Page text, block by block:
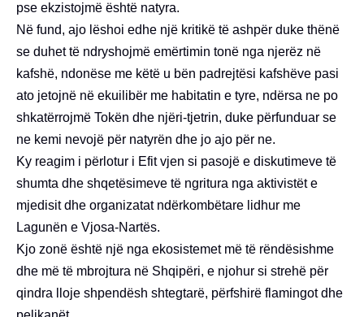
pse ekzistojmë është natyra.
Në fund, ajo lëshoi edhe një kritikë të ashpër duke thënë
se duhet të ndryshojmë emërtimin tonë nga njerëz në
kafshë, ndonëse me këtë u bën padrejtësi kafshëve pasi
ato jetojnë në ekuilibër me habitatin e tyre, ndërsa ne po
shkatërrojmë Tokën dhe njëri-tjetrin, duke përfunduar se
ne kemi nevojë për natyrën dhe jo ajo për ne.
Ky reagim i përlotur i Efit vjen si pasojë e diskutimeve të
shumta dhe shqetësimeve të ngritura nga aktivistët e
mjedisit dhe organizatat ndërkombëtare lidhur me
Lagunën e Vjosa-Nartës.
Kjo zonë është një nga ekosistemet më të rëndësishme
dhe më të mbrojtura në Shqipëri, e njohur si strehë për
qindra lloje shpendësh shtegtarë, përfshirë flamingot dhe